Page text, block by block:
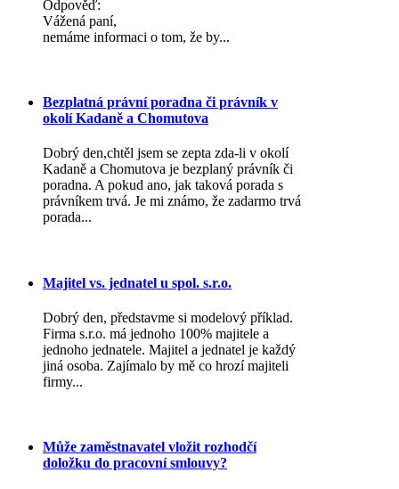
Odpověď:
Vážená paní,
nemáme informaci o tom, že by...
Bezplatná právní poradna či právník v
okolí Kadaně a Chomutova
Dobrý den,chtěl jsem se zepta zda-li v okolí
Kadaně a Chomutova je bezplaný právník či
poradna. A pokud ano, jak taková porada s
právníkem trvá. Je mi známo, že zadarmo trvá
porada...
Majitel vs. jednatel u spol. s.r.o.
Dobrý den, představme si modelový příklad.
Firma s.r.o. má jednoho 100% majitele a
jednoho jednatele. Majitel a jednatel je každý
jiná osoba. Zajímalo by mě co hrozí majiteli
firmy...
Může zaměstnavatel vložit rozhodčí
doložku do pracovní smlouvy?